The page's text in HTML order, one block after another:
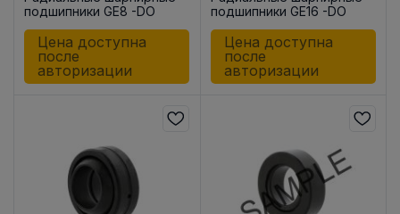
подшипники GE8 -DO
Цена доступна
после
авторизации
подшипники GE16 -DO
Цена доступна
после
авторизации